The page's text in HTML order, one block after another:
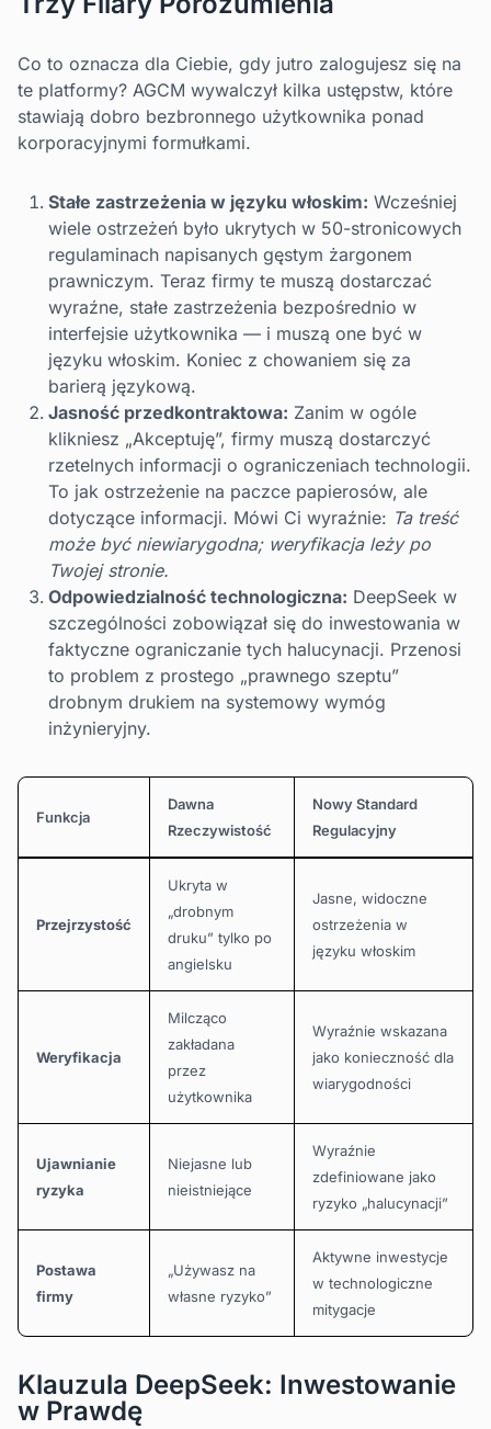
Co to oznacza dla Ciebie, gdy jutro zalogujesz się na
te platformy? AGCM wywalczył kilka ustępstw, które
stawiają dobro bezbronnego użytkownika ponad
korporacyjnymi formułkami.
Stałe zastrzeżenia w języku włoskim: Wcześniej
wiele ostrzeżeń było ukrytych w 50-stronicowych
regulaminach napisanych gęstym żargonem
prawniczym. Teraz firmy te muszą dostarczać
wyraźne, stałe zastrzeżenia bezpośrednio w
interfejsie użytkownika — i muszą one być w
języku włoskim. Koniec z chowaniem się za
barierą językową.
Jasność przedkontraktowa: Zanim w ogóle
klikniesz „Akceptuję”, firmy muszą dostarczyć
rzetelnych informacji o ograniczeniach technologii.
To jak ostrzeżenie na paczce papierosów, ale
dotyczące informacji. Mówi Ci wyraźnie: Ta treść
może być niewiarygodna; weryfikacja leży po
Twojej stronie.
Odpowiedzialność technologiczna: DeepSeek w
szczególności zobowiązał się do inwestowania w
faktyczne ograniczanie tych halucynacji. Przenosi
to problem z prostego „prawnego szeptu”
drobnym drukiem na systemowy wymóg
inżynieryjny.
Funkcja
Dawna
Rzeczywistość
Nowy Standard
Regulacyjny
Przejrzystość
Ukryta w
„drobnym
druku” tylko po
angielsku
Jasne, widoczne
ostrzeżenia w
języku włoskim
Weryfikacja
Milcząco
zakładana
przez
użytkownika
Wyraźnie wskazana
jako konieczność dla
wiarygodności
Ujawnianie
ryzyka
Niejasne lub
nieistniejące
Wyraźnie
zdefiniowane jako
ryzyko „halucynacji”
Postawa
firmy
„Używasz na
własne ryzyko”
Aktywne inwestycje
w technologiczne
mitygacje
Klauzula DeepSeek: Inwestowanie
w Prawdę